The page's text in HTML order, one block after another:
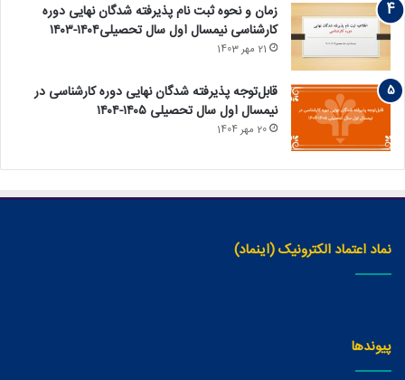
زمان و نحوه ثبت نام پذیرفته ‏شدگان نهایی دوره
کارشناسی نیمسال اول سال تحصیلی۱۴۰۴-۱۴۰۳
21 مهر 1403
قابل‌توجه پذیرفته‏ شدگان نهایی دوره کارشناسی در
نیمسال اول سال تحصیلی ۱۴۰۵-۱۴۰۴
20 مهر 1404
نماد اعتماد الکترونیک (اینماد)
پیوندها